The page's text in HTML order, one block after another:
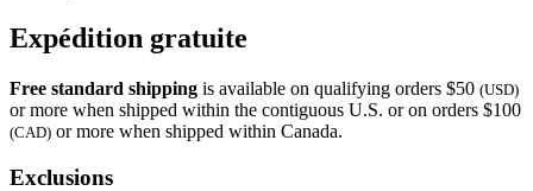
Expédition gratuite
Free standard shipping is available on qualifying orders $50 (USD)
or more when shipped within the contiguous U.S. or on orders $100
(CAD) or more when shipped within Canada.
Exclusions